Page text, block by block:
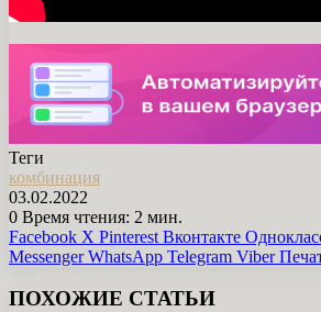
Теги
комбинация
03.02.2022
0 Время чтения: 2 мин.
Facebook X Pinterest Вконтакте
Messenger WhatsApp Telegram Viber
ПОХОЖИЕ СТАТЬИ